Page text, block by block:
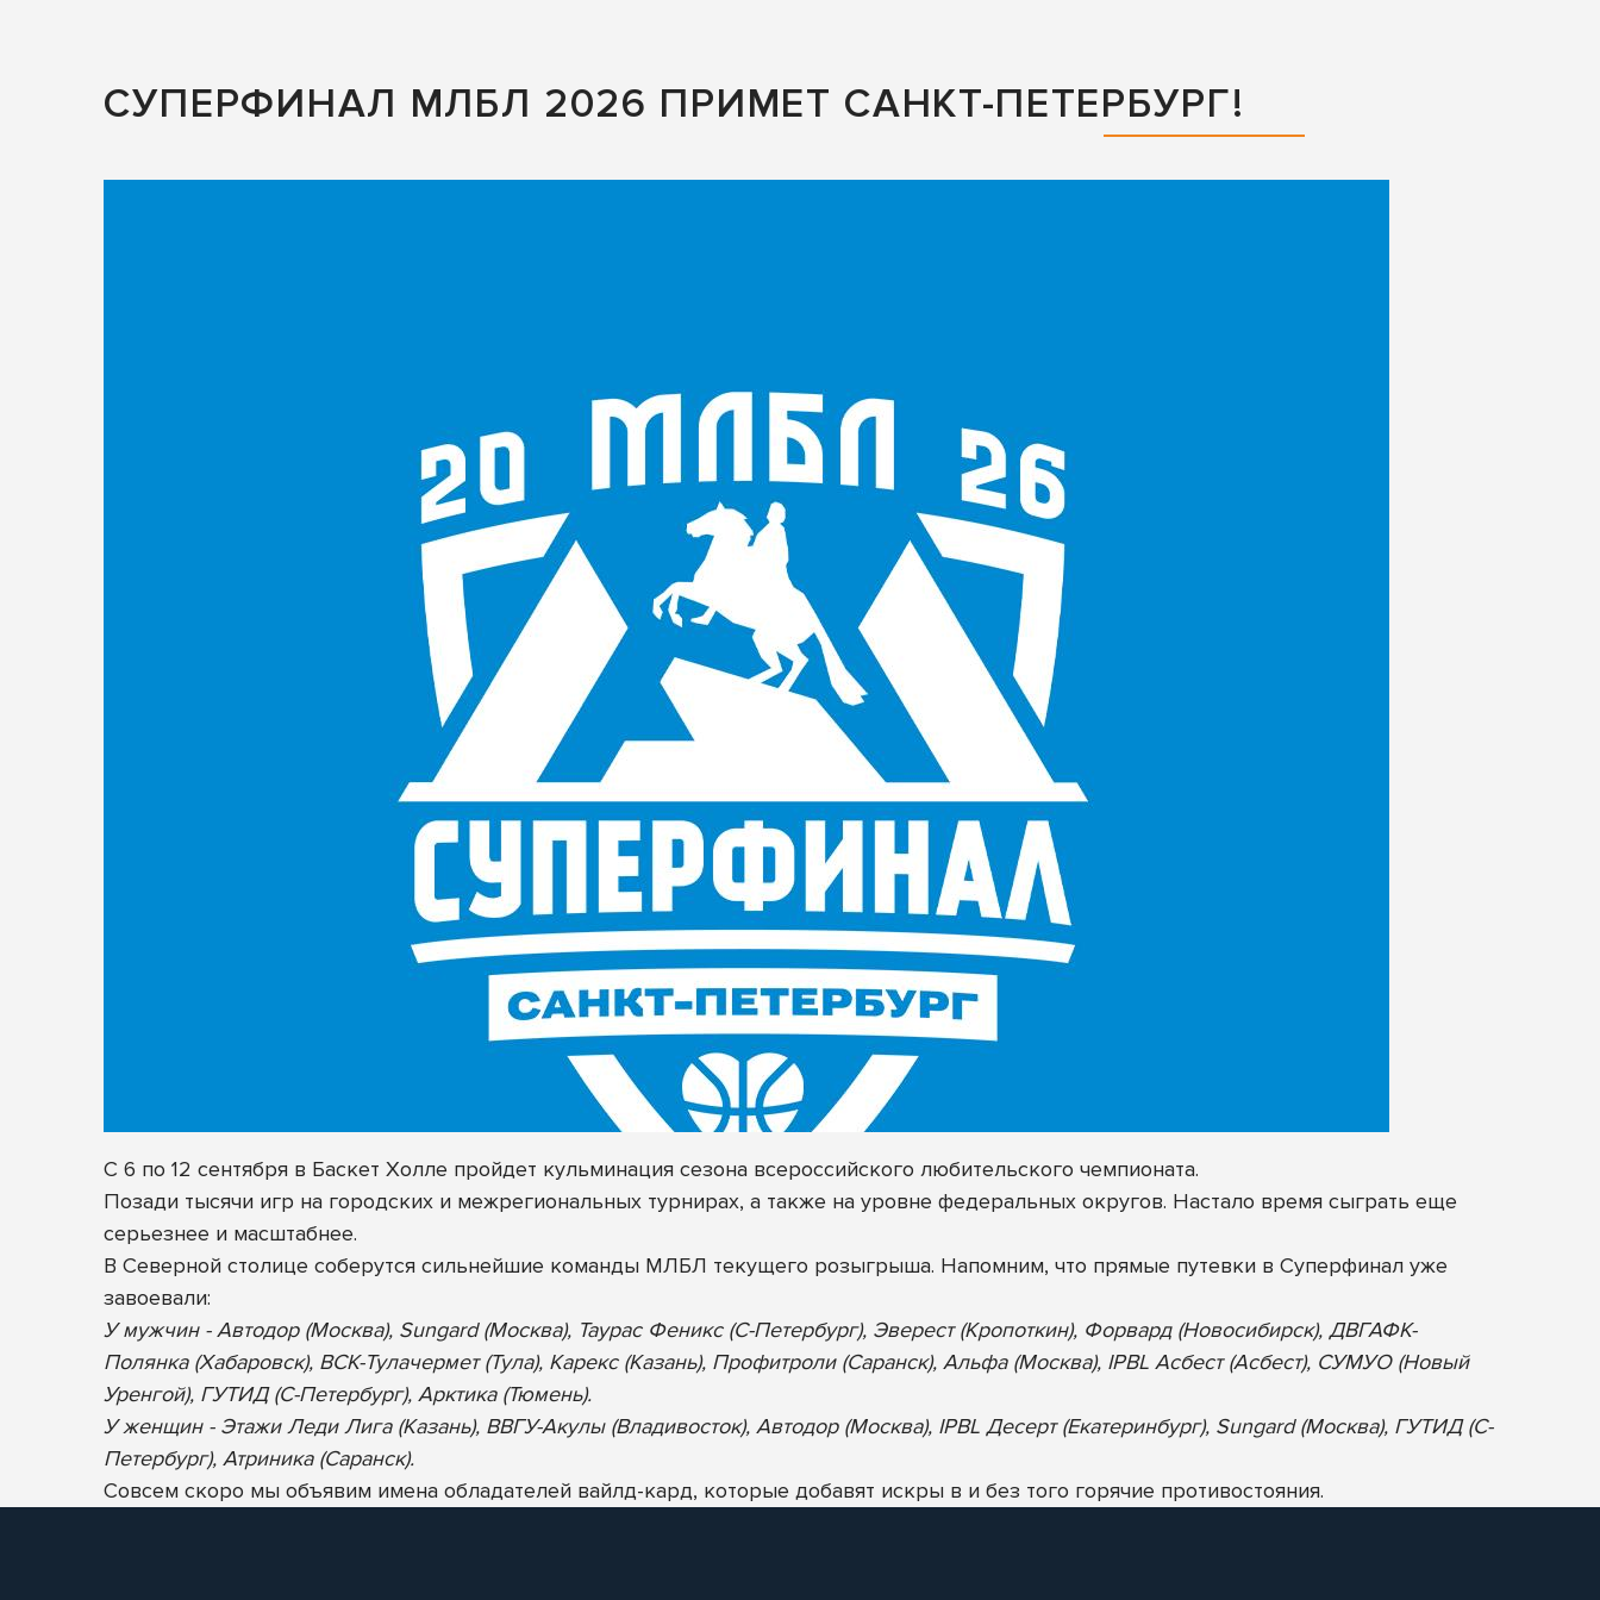
СУПЕРФИНАЛ МЛБЛ 2026 ПРИМЕТ САНКТ-ПЕТЕРБУРГ!
С 6 по 12 сентября в Баскет Холле пройдет кульминация сезона всероссийского любительского чемпионата.
Позади тысячи игр на городских и межрегиональных турнирах, а также на уровне федеральных округов. Настало время сыграть еще
серьезнее и масштабнее.
В Северной столице соберутся сильнейшие команды МЛБЛ текущего розыгрыша. Напомним, что прямые путевки в Суперфинал уже
завоевали:
У мужчин - Автодор (Москва), Sungard (Москва), Таурас Феникс (С-Петербург), Эверест (Кропоткин), Форвард (Новосибирск), ДВГАФК-
Полянка (Хабаровск), ВСК-Тулачермет (Тула), Карекс (Казань), Профитроли (Саранск), Альфа (Москва), IPBL Асбест (Асбест), СУМУО (Новый
Уренгой), ГУТИД (С-Петербург), Арктика (Тюмень).
У женщин - Этажи Леди Лига (Казань), ВВГУ-Акулы (Владивосток), Автодор (Москва), IPBL Десерт (Екатеринбург), Sungard (Москва), ГУТИД (С-
Петербург), Атриника (Саранск).
Совсем скоро мы объявим имена обладателей вайлд-кард, которые добавят искры в и без того горячие противостояния.